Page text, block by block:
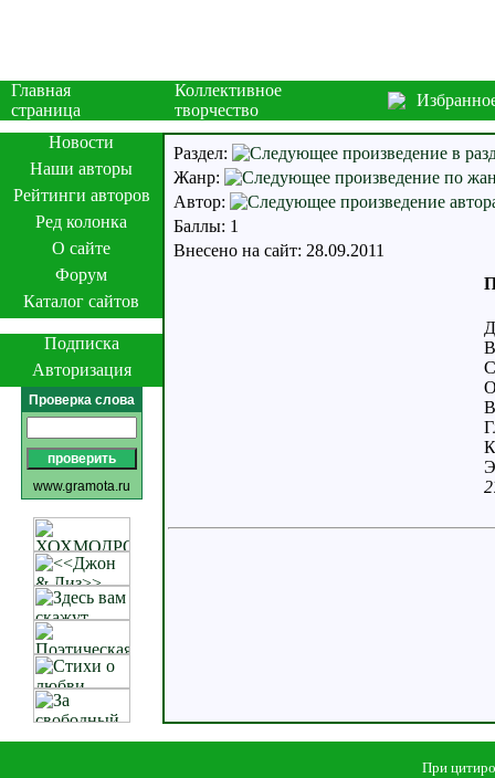
Главная
страница
Коллективное
творчество
Новости
Наши авторы
Рейтинги авторов
Ред колонка
О сайте
Форум
Каталог сайтов
Подписка
Авторизация
Проверка слова
www.gramota.ru
Раздел:
Жанр:
Автор:
Баллы: 1
Внесено на сайт: 28.09.2011
При